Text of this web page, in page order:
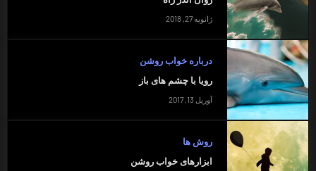
ژانویه 27, 2018
درباره خواب روشن
رویا با چشم های باز
آوریل 13, 2017
روش ها
ابزارهای خواب روشن